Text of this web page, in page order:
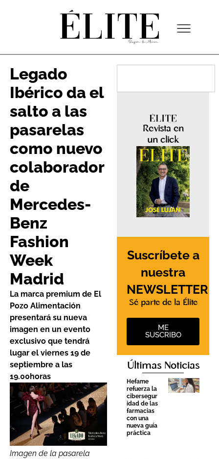
Legado
Ibérico da el
salto a las
pasarelas
como nuevo
colaborador
de
Mercedes-
Benz
Fashion
Week
Madrid
La marca premium de El
Pozo Alimentación
presentará su nueva
imagen en un evento
exclusivo que tendrá
lugar el viernes 19 de
septiembre a las
19.00horas
Imagen de la pasarela
Revista en
un click
Suscríbete a
nuestra
NEWSLETTER
Sé parte de la Élite
ME
SUSCRIBO
Últimas Noticias
Hefame
refuerza la
cibersegur
idad de las
farmacias
con una
nueva guía
práctica